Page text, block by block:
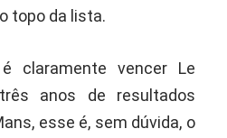
topo da lista.
claramente vencer Le
anos de resultados
esse é, sem dúvida, o